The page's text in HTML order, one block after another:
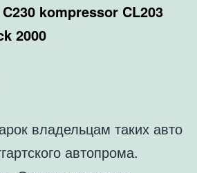
kompressor CL203
2000
владельцам таких авто
автопрома.